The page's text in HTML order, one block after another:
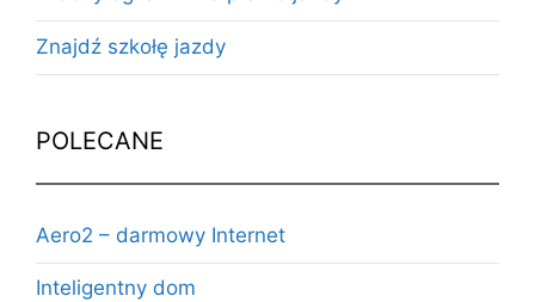
Znajdź szkołę jazdy
POLECANE
Aero2 – darmowy Internet
Inteligentny dom